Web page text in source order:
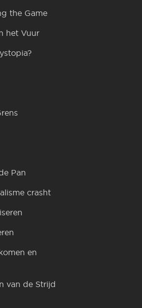
the Game
het Vuur
Pan
crasht
en
van de Strijd